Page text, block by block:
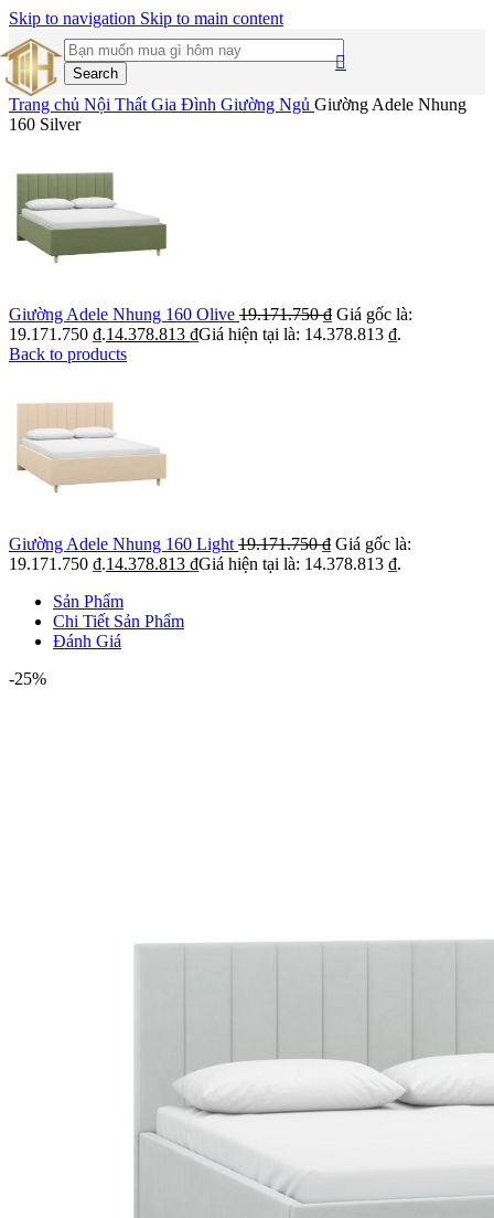
Skip to navigation Skip to main content
Search
Trang chủ Nội Thất Gia Đình Giường Ngủ Giường Adele Nhung
160 Silver
Giường Adele Nhung 160 Olive 19.171.750₫ Giá gốc là:
19.171.750 ₫.14.378.813 ₫Giá hiện tại là: 14.378.813 ₫.
Back to products
Giường Adele Nhung 160 Light 19.171.750₫ Giá gốc là:
19.171.750 ₫.14.378.813 ₫Giá hiện tại là: 14.378.813 ₫.
Sản Phẩm
Chi Tiết Sản Phẩm
Đánh Giá
-25%